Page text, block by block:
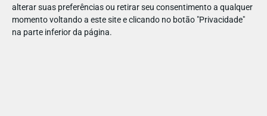
alterar suas preferências ou retirar seu consentimento a qualquer
momento voltando a este site e clicando no botão "Privacidade"
na parte inferior da página.
PASSEAR PARQUES E AR LIVRE
Parque para Crianças e Bebés: